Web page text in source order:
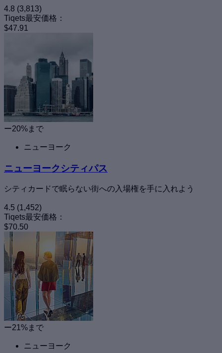
4.8 (3,813)
Tiqets最安価格：
$47.91
ー20%まで
ニューヨーク
ニューヨークシティパス
シティカードで眠らない街への入場権を手に入れよう
4.5 (1,452)
Tiqets最安価格：
$70.50
ー21%まで
ニューヨーク